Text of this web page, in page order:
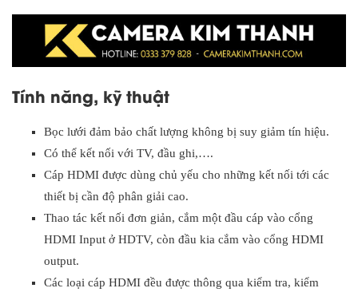
Tính năng, kỹ thuật
Bọc lưới đảm bảo chất lượng không bị suy giảm tín hiệu.
Có thể kết nối với TV, đầu ghi,….
Cáp HDMI được dùng chủ yếu cho những kết nối tới các
thiết bị cần độ phân giải cao.
Thao tác kết nối đơn giản, cắm một đầu cáp vào cổng
HDMI Input ở HDTV, còn đầu kia cắm vào cổng HDMI
output.
Các loại cáp HDMI đều được thông qua kiểm tra, kiểm